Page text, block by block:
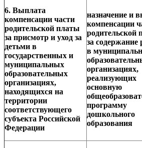
6. Выплата
компенсации части
родительской платы
за присмотр и уход за
детьми в
государственных и
муниципальных
образовательных
организациях,
находящихся на
территории
соответствующего
субъекта Российской
Федерации
назначение и
компенсации
родительской
за содержание
в
организациях,
реализующих
основную
программу
дошкольного
образования